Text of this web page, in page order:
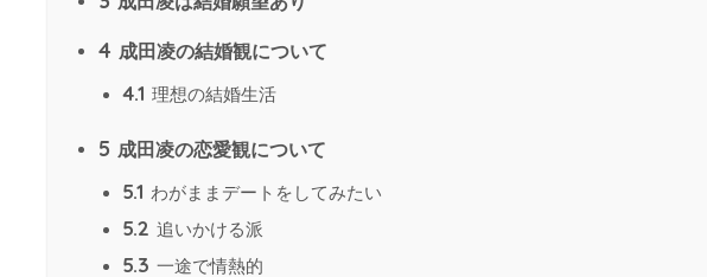
4 成田凌の結婚観について
4.1 理想の結婚生活
5 成田凌の恋愛観について
5.1 わがままデートをしてみたい
5.2 追いかける派
5.3 一途で情熱的